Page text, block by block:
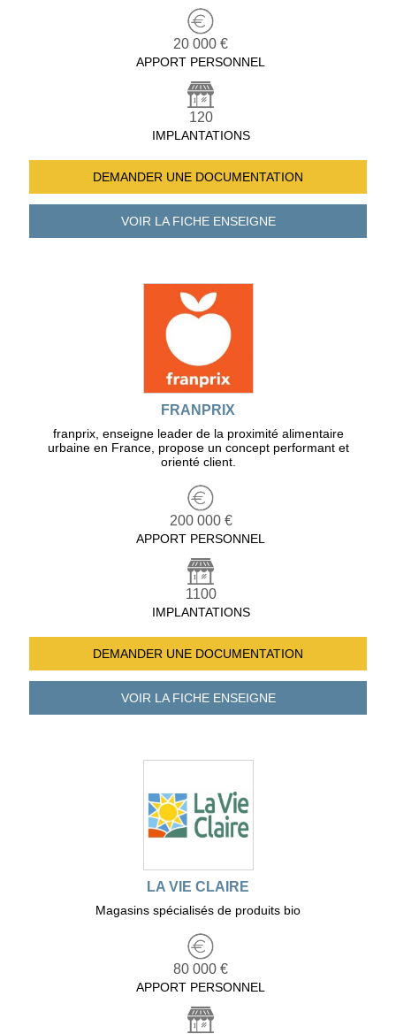
20 000 €
APPORT PERSONNEL
120
IMPLANTATIONS
DEMANDER UNE DOCUMENTATION
VOIR LA FICHEENSEIGNE
FRANPRIX
franprix, enseigne leader de la proximité alimentaire
urbaine en France, propose un concept performant et
orienté client.
200 000 €
APPORT PERSONNEL
1100
IMPLANTATIONS
DEMANDER UNE DOCUMENTATION
VOIR LA FICHEENSEIGNE
LA VIE CLAIRE
Magasins spécialisés de produits bio
80 000 €
APPORT PERSONNEL